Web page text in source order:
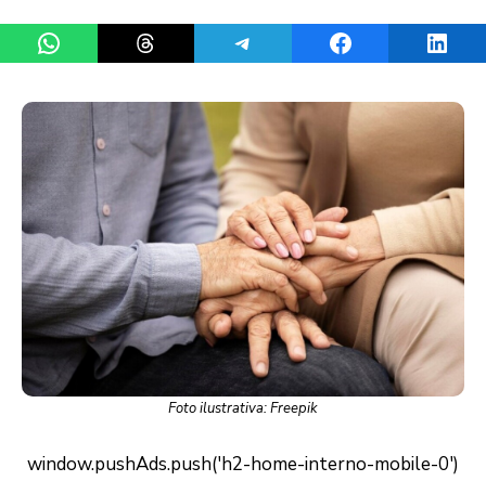
Share on WhatsAppShare on ThreadsShare on TelegramShare on Facebook
Foto ilustrativa: Freepik